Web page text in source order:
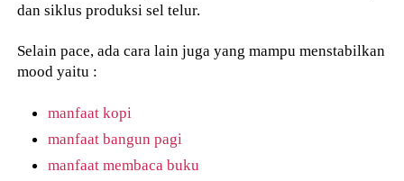
dan siklus produksi sel telur.
Selain pace, ada cara lain juga yang mampu menstabilkan
mood yaitu :
manfaat kopi
manfaat bangun pagi
manfaat membaca buku